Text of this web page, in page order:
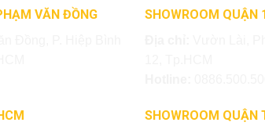
VĂN ĐỒNG SHOWROOM QUẬN
SHOWROOM QUẬN